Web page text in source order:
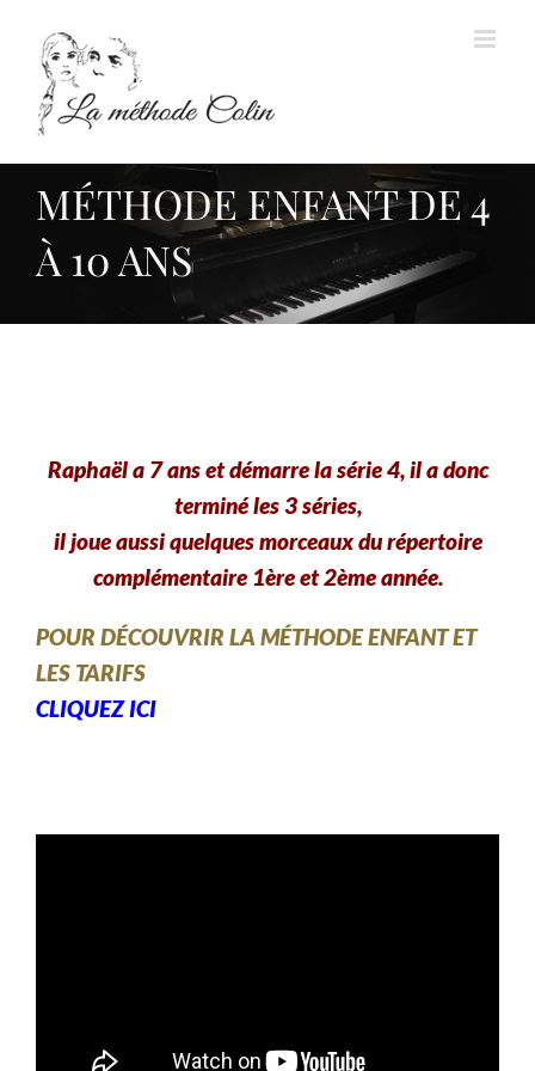
contenu
MÉTHODE ENFANT DE 4
À 10 ANS
Raphaël a 7 ans et démarre la série 4, il a donc
terminé les 3 séries,
il joue aussi quelques morceaux du répertoire
complémentaire 1ère et 2ème année.
POUR DÉCOUVRIR LA MÉTHODE ENFANT ET
LES TARIFS
CLIQUEZ ICI